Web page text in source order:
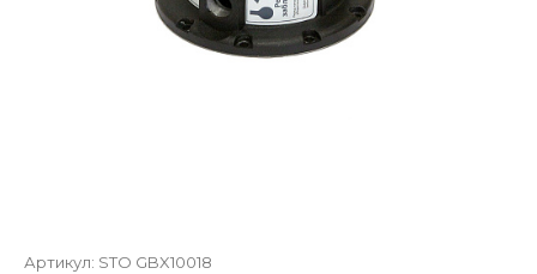
Артикул: STO GBX10018